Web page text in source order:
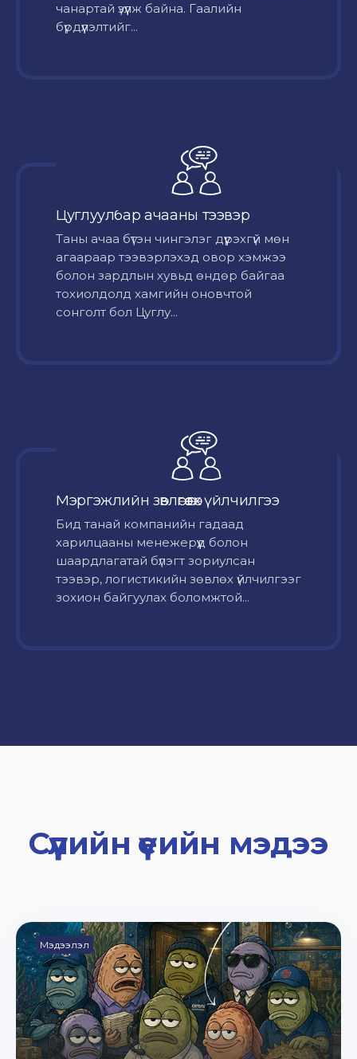
чанартай үзүүлж байна. Гаалийн
бүрдүүлэлтийг...
Цуглуулбар ачааны тээвэр
Таны ачаа бүтэн чингэлэг дүүрэхгүй мөн
агаараар тээвэрлэхэд овор хэмжээ
болон зардлын хувьд өндөр байгаа
тохиолдолд хамгийн оновчтой
сонголт бол Цуглу...
Мэргэжлийн зөвлөгөө өгөх үйлчилгээ
Бид танай компанийн гадаад
харилцааны менежерүүд болон
шаардлагатай бүлэгт зориулсан
тээвэр, логистикийн зөвлөх үйлчилгээг
зохион байгуулах боломжтой...
Сүүлийн үеийн мэдээ
Мэдээлэл